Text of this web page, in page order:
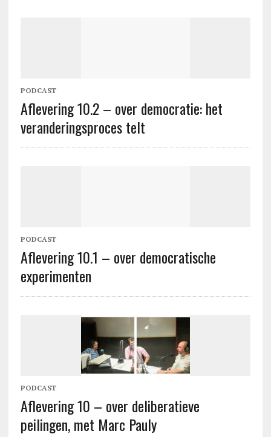
PODCAST
Aflevering 10.2 – over democratie: het
veranderingsproces telt
PODCAST
Aflevering 10.1 – over democratische
experimenten
PODCAST
Aflevering 10 – over deliberatieve
peilingen, met Marc Pauly